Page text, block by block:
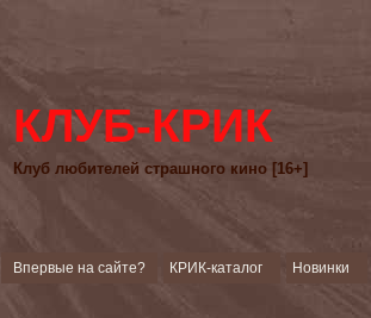
КЛУБ-КРИК
Клуб любителей страшного кино [16+]
Впервые на сайте? КРИК-каталог Новинки